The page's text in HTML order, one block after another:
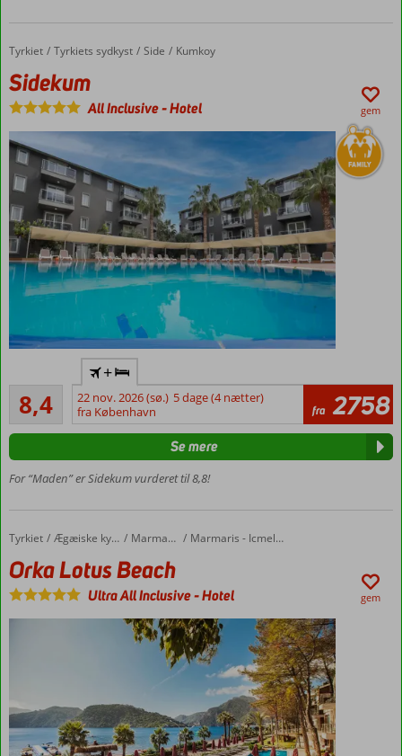
med
plads til
personer
Forside
Tyrkiet Tyrkiets sydkyst Side Kumkoy
Sidekum
Sidekum
All Inclusive-Hotel gem
Godt
til
prisen!
Gåafstand
til
God og
personlig
8,4
Meget godt
361
anmeldelser
+
22 nov. 2026 (sø.) 5 dage (4 nætter)
fra København
fra 2758
For “Maden” er Sidekum vurderet til 8,8!
Se mere
Forside
Tyrkiet Ægæiske kyst Marmaris Marmaris - Icmeler
Orka Lotus Beach
Orka Lotus Beach
Ultra All Inclusive-Hotel gem